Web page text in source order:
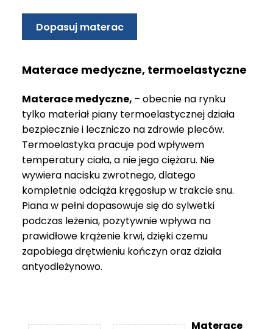
Dopasuj materac
Materace medyczne, termoelastyczne
Materace medyczne, – obecnie na rynku
tylko materiał piany termoelastycznej działa
bezpiecznie i leczniczo na zdrowie pleców.
Termoelastyka pracuje pod wpływem
temperatury ciała, a nie jego ciężaru. Nie
wywiera nacisku zwrotnego, dlatego
kompletnie odciąża kręgosłup w trakcie snu.
Piana w pełni dopasowuje się do sylwetki
podczas leżenia, pozytywnie wpływa na
prawidłowe krążenie krwi, dzięki czemu
zapobiega drętwieniu kończyn oraz działa
antyodleżynowo.
Materace